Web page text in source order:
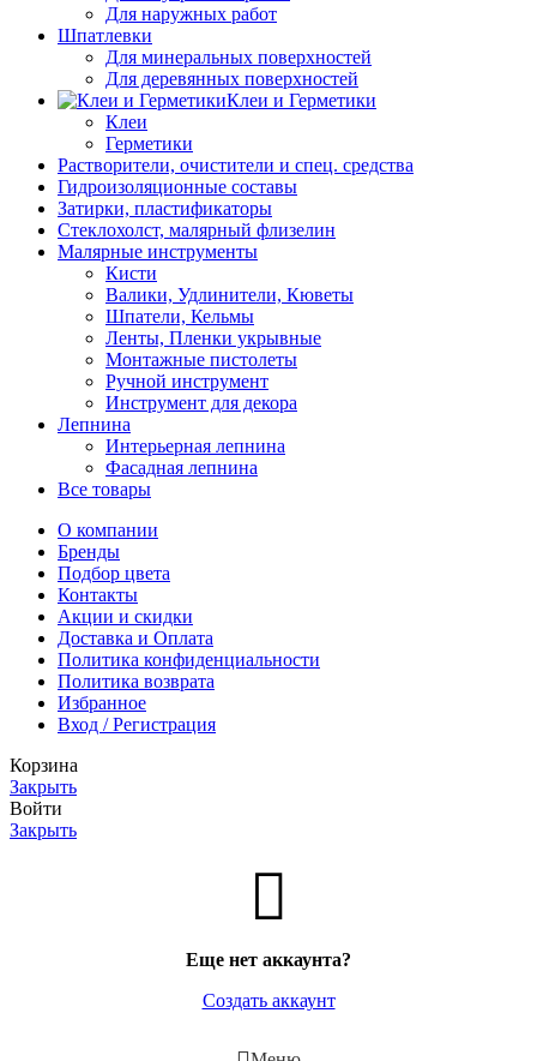
Для наружных работ
Шпатлевки
Для минеральных поверхностей
Для деревянных поверхностей
Клеи и Герметики
Клеи
Герметики
Растворители, очистители и спец. средства
Гидроизоляционные составы
Затирки, пластификаторы
Стеклохолст, малярный флизелин
Малярные инструменты
Кисти
Валики, Удлинители, Кюветы
Шпатели, Кельмы
Ленты, Пленки укрывные
Монтажные пистолеты
Ручной инструмент
Инструмент для декора
Лепнина
Интерьерная лепнина
Фасадная лепнина
Все товары
О компании
Бренды
Подбор цвета
Контакты
Акции и скидки
Доставка и Оплата
Политика конфиденциальности
Политика возврата
Избранное
Вход / Регистрация
Корзина
Закрыть
Войти
Закрыть
Еще нет аккаунта?
Создать аккаунт